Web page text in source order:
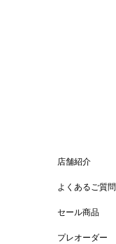
店舗紹介
よくあるご質問
セール商品
プレオーダー